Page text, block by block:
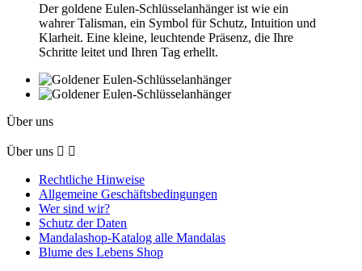
Der goldene Eulen-Schlüsselanhänger ist wie ein
wahrer Talisman, ein Symbol für Schutz, Intuition und
Klarheit. Eine kleine, leuchtende Präsenz, die Ihre
Schritte leitet und Ihren Tag erhellt.
Über uns
Über uns  
Rechtliche Hinweise
Allgemeine Geschäftsbedingungen
Wer sind wir?
Schutz der Daten
Mandalashop-Katalog alle Mandalas
Blume des Lebens Shop